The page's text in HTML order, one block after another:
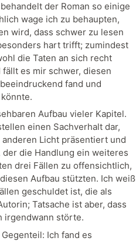
der Roman so einige
wage ich zu behaupten,
wird, dass schwer zu lesen
hart trifft; zumindest
die Taten an sich recht
es mir schwer, diesen
fand und
Aufbau vieler Kapitel.
einen Sachverhalt dar,
Licht präsentiert und
die Handlung ein weiteres
drei Fällen zu offensichtlich,
Aufbau stützten. Ich weiß
geschuldet ist, die als
Tatsache ist aber, dass
irgendwann störte.
Ich fand es